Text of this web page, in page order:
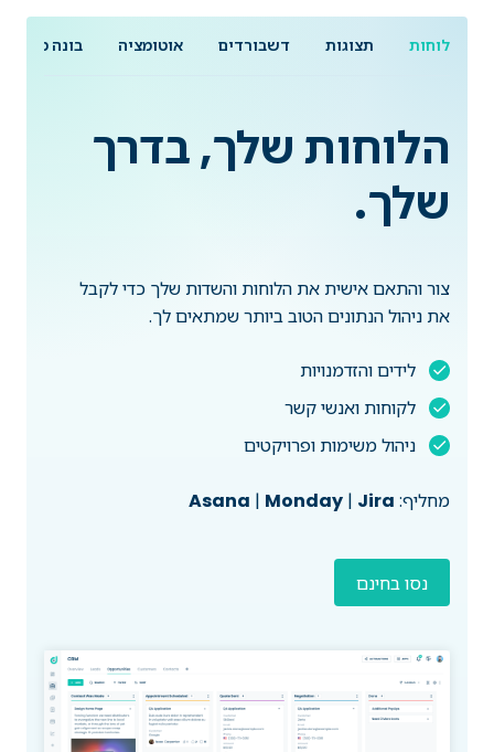
לוחות תצוגות דשבורדים אוטומציה בונה
הלוחות שלך, בדרך
שלך.
צור והתאם אישית את הלוחות והשדות שלך כדי לקבל
את ניהול הנתונים הטוב ביותר שמתאים לך.
לידים והזדמנויות
לקוחות ואנשי קשר
ניהול משימות ופרויקטים
מחליף: Asana | Monday | Jira
נסו בחינם